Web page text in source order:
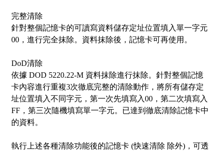
完整清除
針對整個記憶卡的可讀寫資料儲存定址位置填入單一字元
00，進行完全抹除。資料抹除後，記憶卡可再使用。
DoD清除
依據 DOD 5220.22-M 資料抹除進行抹除。針對整個記憶
卡內容進行重複3次徹底完整的清除動作，將所有儲存定
址位置填入不同字元，第一次先填寫入00，第二次填寫入
FF，第三次隨機填寫單一字元。已達到徹底清除記憶卡中
的資料。
執行上述各種清除功能後的記憶卡 (快速清除 除外)，可透